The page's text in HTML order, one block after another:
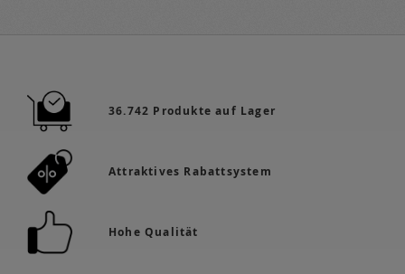
36.742 Produkte auf Lager
Attraktives Rabattsystem
Hohe Qualität